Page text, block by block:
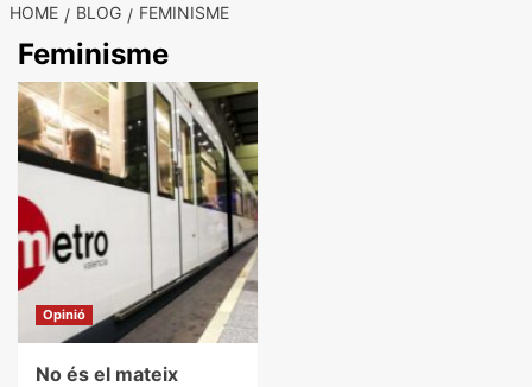
HOME BLOG FEMINISME
Feminisme
Opinió
No és el mateix